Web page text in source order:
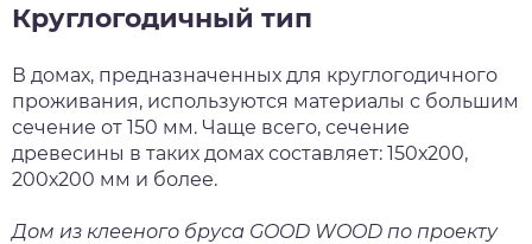
Круглогодичный тип
В домах, предназначенных для круглогодичного
проживания, используются материалы с большим
сечение от 150 мм. Чаще всего, сечение
древесины в таких домах составляет: 150х200,
200х200 мм и более.
Дом из клееного бруса GOOD WOOD по проекту